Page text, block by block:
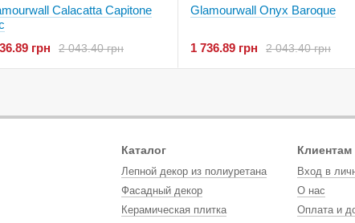
Calacatta Capitone
2 043.40 грн
грн
Glamourwall Onyx Baroque
2 043.40 грн
1 736.89 грн
Каталог
Лепной декор из полиуретана
Фасадный декор
Керамическая плитка
Клиентам
Вход в
О нас
Оплата и